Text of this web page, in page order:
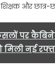
और छात्र-
पर
मिली नई